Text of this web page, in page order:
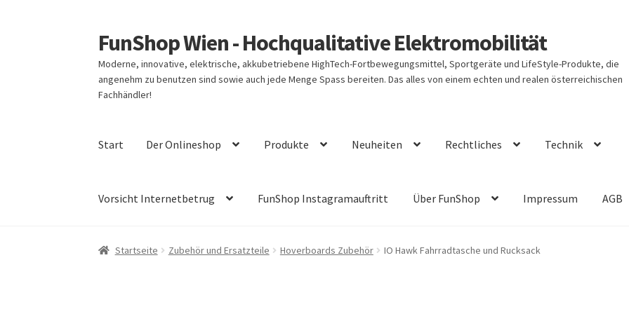
Zur
Navigation
springen
Zum
Inhalt
springen
FunShop Wien - Hochqualitative Elektromobilität
Moderne, innovative, elektrische, akkubetriebene HighTech-Fortbewegungsmittel, Sportgeräte und LifeStyle-Produkte, die
angenehm zu benutzen sind sowie auch jede Menge Spass bereiten. Das alles von einem echten und realen österreichischen
Fachhändler!
Start Der Onlineshop Produkte Neuheiten Rechtliches Technik
Vorsicht Internetbetrug FunShop Instagramauftritt Über FunShop Impressum AGB
Startseite Zubehör und Ersatzteile Hoverboards Zubehör IO Hawk Fahrradtasche und Rucksack